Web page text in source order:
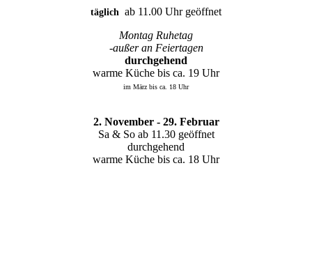
täglich ab 11.00 Uhr geöffnet
Montag Ruhetag
-außer an Feiertagen
durchgehend
warme Küche bis ca. 19 Uhr
im März bis ca. 18 Uhr
2. November - 29. Februar
Sa & So ab 11.30 geöffnet
durchgehend
warme Küche bis ca. 18 Uhr